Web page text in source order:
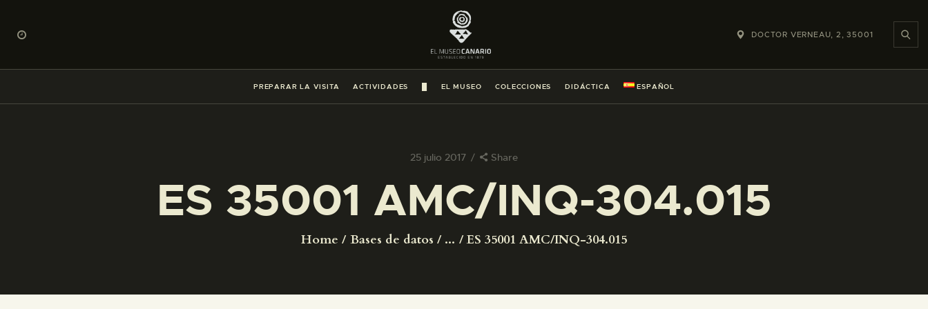
DOCTOR VERNEAU, 2, 35001
PREPARAR LA VISITA ACTIVIDADES EL MUSEO COLECCIONES DIDÁCTICA ESPAÑOL
25 julio 2017 Share
ES 35001 AMC/INQ-304.015
Home Bases de datos ... ES 35001 AMC/INQ-304.015
PREPARAR LA VISITA
ACTIVIDADES
█
COLECCIONES
DIDÁCTICA